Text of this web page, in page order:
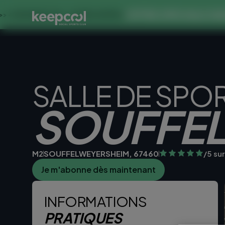
OFFRE LIMITÉE ☀️OFFRE SPECIALE DANS CE CLUB
SALLE DE
M2SOUFFELWEYERSHEIM, 67460 /5
Je m'abonne dès maintenant
INFORMATIONS
PRATIQUES